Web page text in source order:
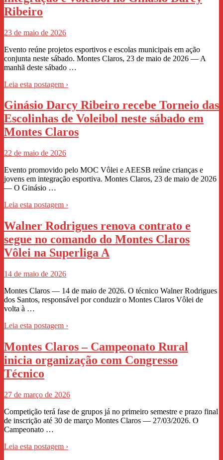
Ribeiro
23 de maio de 2026
Evento reúne projetos esportivos e escolas municipais em ação
conjunta neste sábado. Montes Claros, 23 de maio de 2026 — A
manhã deste sábado …
Leia esta postagem ›
Ginásio Darcy Ribeiro recebe Torneio das
Escolinhas de Voleibol neste sábado em
Montes Claros
22 de maio de 2026
Evento promovido pelo MOC Vôlei e AEESB reúne crianças e
jovens em integração esportiva. Montes Claros, 23 de maio de 2026
— O Ginásio …
Leia esta postagem ›
Walner Rodrigues renova contrato e
segue no comando do Montes Claros
Vôlei na Superliga A
14 de maio de 2026
Montes Claros — 14 de maio de 2026. O técnico Walner Rodrigues
dos Santos, responsável por conduzir o Montes Claros Vôlei de
volta à …
Leia esta postagem ›
Montes Claros – Campeonato Rural
inicia organização com Congresso
Técnico
27 de março de 2026
Competição terá fase de grupos já no primeiro semestre e prazo final
de inscrição até 30 de março Montes Claros — 27/03/2026. O
Campeonato …
Leia esta postagem ›